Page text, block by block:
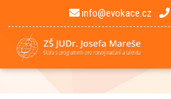
info@evokace.cz